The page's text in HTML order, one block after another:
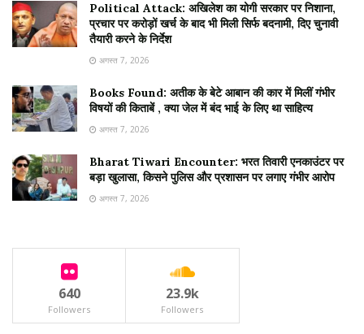
Political Attack: अखिलेश का योगी सरकार पर निशाना,
प्रचार पर करोड़ों खर्च के बाद भी मिली सिर्फ बदनामी, दिए चुनावी
तैयारी करने के निर्देश
अगस्त 7, 2026
Books Found: अतीक के बेटे आबान की कार में मिलीं गंभीर
विषयों की किताबें , क्या जेल में बंद भाई के लिए था साहित्य
अगस्त 7, 2026
Bharat Tiwari Encounter: भरत तिवारी एनकाउंटर पर
बड़ा खुलासा, किसने पुलिस और प्रशासन पर लगाए गंभीर आरोप
अगस्त 7, 2026
640
Followers
23.9k
Followers